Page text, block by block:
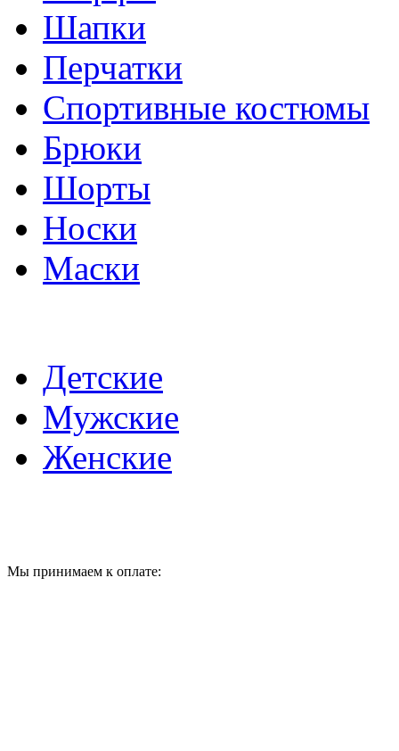
Шапки
Перчатки
Спортивные костюмы
Брюки
Шорты
Носки
Маски
Детские
Мужские
Женские
Мы принимаем к оплате: